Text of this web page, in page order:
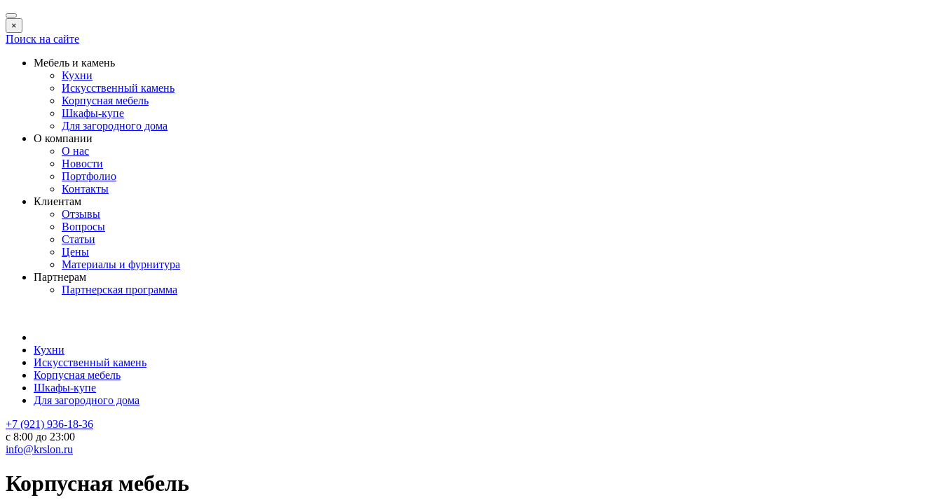
×
Поиск на сайте
Мебель и камень
Кухни
Искусственный камень
Корпусная мебель
Шкафы-купе
Для загородного дома
О компании
О нас
Новости
Портфолио
Контакты
Клиентам
Отзывы
Вопросы
Статьи
Цены
Материалы и фурнитура
Партнерам
Партнерская программа
Кухни
Искусственный камень
Корпусная мебель
Шкафы-купе
Для загородного дома
+7 (921) 936-18-36
с 8:00 до 23:00
info@krslon.ru
Корпусная мебель